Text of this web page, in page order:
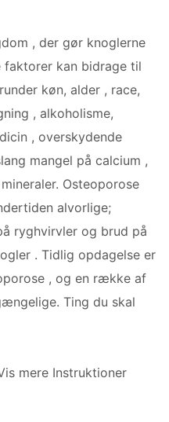
, der gør knoglerne
kan bidrage til
køn, alder , race,
, alkoholisme,
, overskydende
mangel på calcium ,
Osteoporose
alvorlige;
ryghvirvler og brud på
. Tidlig opdagelse er
, og en række af
Ting du skal
mere Instruktioner